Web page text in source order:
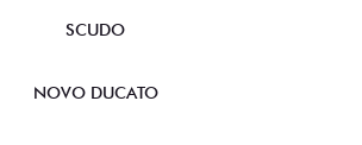
SCUDO
NOVO DUCATO